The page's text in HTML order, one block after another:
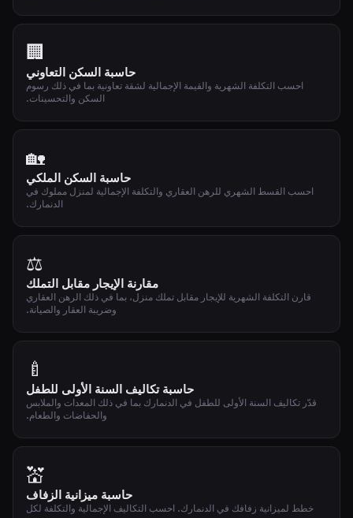
🏢
حاسبة السكن التعاوني
احسب التكلفة الشهرية والقيمة الإجمالية لشقة تعاونية بما في ذلك رسوم
السكن والتحسينات.
🏡
حاسبة السكن الملكي
احسب القسط الشهري للرهن العقاري والتكلفة الإجمالية لمنزل مملوك في
الدنمارك.
⚖️
مقارنة الإيجار مقابل التملك
قارن التكلفة الشهرية للإيجار مقابل تملك منزل، بما في ذلك الرهن العقاري
وضريبة العقار والصيانة.
🍼
حاسبة تكاليف السنة الأولى للطفل
قدّر تكاليف السنة الأولى للطفل في الدنمارك بما في ذلك المعدات والملابس
والحفاضات والطعام.
💒
حاسبة ميزانية الزفاف
خطط لميزانية زفافك في الدنمارك. احسب التكاليف الإجمالية والتكلفة لكل